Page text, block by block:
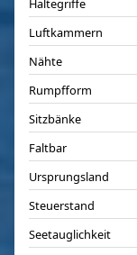
Haltegriffe
Luftkammern
Nähte
Rumpfform
Sitzbänke
Faltbar
Ursprungsland
Steuerstand
Seetauglichkeit